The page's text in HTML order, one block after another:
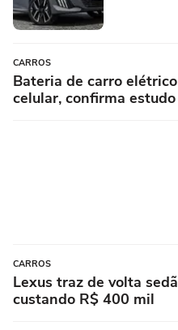
CARROS
Bateria de carro
celular, confirma
CARROS
Lexus traz de volta
custando R$ 400 mil